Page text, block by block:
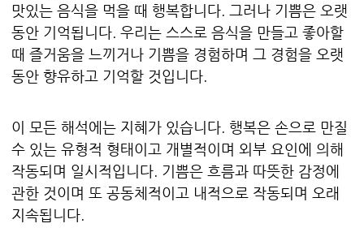
맛있는 음식을 먹을 때 행복합니다. 그러나 기쁨은 오랫
동안 기억됩니다. 우리는 스스로 음식을 만들고 좋아할
때 즐거움을 느끼거나 기쁨을 경험하며 그 경험을 오랫
동안 향유하고 기억할 것입니다.
이 모든 해석에는 지혜가 있습니다. 행복은 손으로 만질
수 있는 유형적 형태이고 개별적이며 외부 요인에 의해
작동되며 일시적입니다. 기쁨은 흐름과 따뜻한 감정에
관한 것이며 또 공동체적이고 내적으로 작동되며 오래
지속됩니다.